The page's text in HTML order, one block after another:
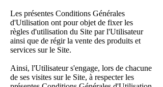
Les présentes Conditions Générales
d'Utilisation ont pour objet de fixer les
règles d'utilisation du Site par l'Utilisateur
ainsi que de régir la vente des produits et
services sur le Site.
Ainsi, l'Utilisateur s'engage, lors de chacune
de ses visites sur le Site, à respecter les